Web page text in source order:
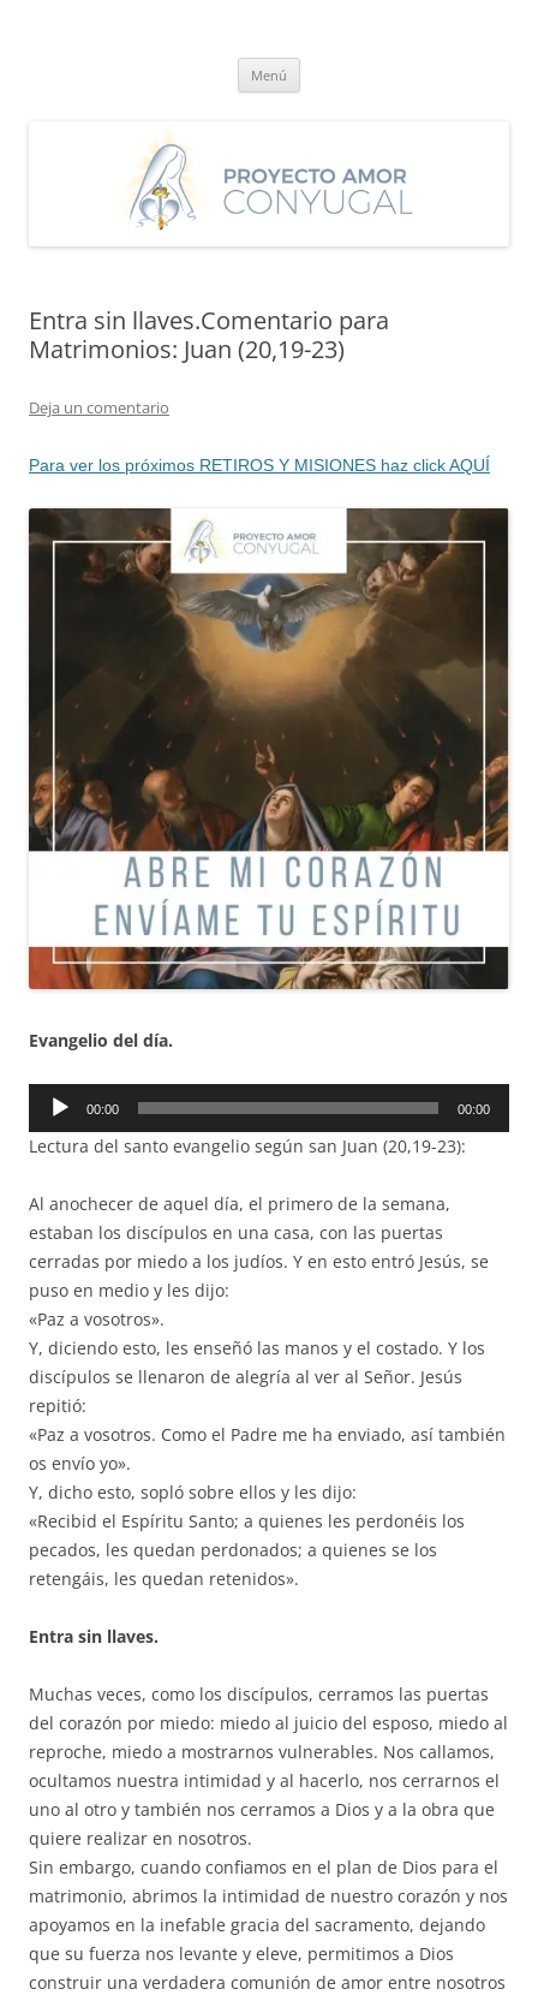
Menú
Entra sin llaves.Comentario para
Matrimonios: Juan (20,19-23)
Deja un comentario
Para ver los próximos RETIROS Y MISIONES haz click AQUÍ
Evangelio del día.
Reproductor
audio
00:00 00:00
Lectura del santo evangelio según san Juan (20,19-23):
Al anochecer de aquel día, el primero de la semana,
estaban los discípulos en una casa, con las puertas
cerradas por miedo a los judíos. Y en esto entró Jesús, se
puso en medio y les dijo:
«Paz a vosotros».
Y, diciendo esto, les enseñó las manos y el costado. Y los
discípulos se llenaron de alegría al ver al Señor. Jesús
repitió:
«Paz a vosotros. Como el Padre me ha enviado, así también
os envío yo».
Y, dicho esto, sopló sobre ellos y les dijo:
«Recibid el Espíritu Santo; a quienes les perdonéis los
pecados, les quedan perdonados; a quienes se los
retengáis, les quedan retenidos».
Entra sin llaves.
Muchas veces, como los discípulos, cerramos las puertas
del corazón por miedo: miedo al juicio del esposo, miedo al
reproche, miedo a mostrarnos vulnerables. Nos callamos,
ocultamos nuestra intimidad y al hacerlo, nos cerrarnos el
uno al otro y también nos cerramos a Dios y a la obra que
quiere realizar en nosotros.
Sin embargo, cuando confiamos en el plan de Dios para el
matrimonio, abrimos la intimidad de nuestro corazón y nos
apoyamos en la inefable gracia del sacramento, dejando
que su fuerza nos levante y eleve, permitimos a Dios
construir una verdadera comunión de amor entre nosotros